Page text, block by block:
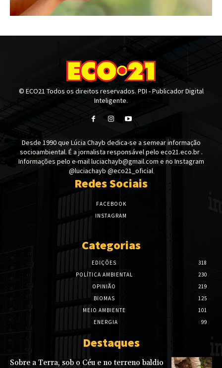
© ECO21 Todos os direitos reservados. PDI - Publicador Digital
Inteligente.
Desde 1990 que Lúcia Chayb dedica-se a semear informação
socioambiental. É a jornalista responsável pelo eco21.eco.br .
Informações pelo e-mail luciachayb@gmail.com e no Instagram
@luciachayb @eco21_oficial
Redes Sociais
FACEBOOK
INSTAGRAM
Categorias
EDIÇÕES
318
POLÍTICA AMBIENTAL
230
OPINIÃO
219
BIOMAS
125
MEIO AMBIENTE
101
ENERGIA
99
Destaques
Sobre a Terra, sob o Céu e no terreno baldio